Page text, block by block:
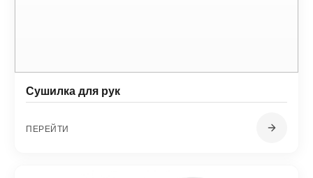
Сушилка для рук
ПЕРЕЙТИ